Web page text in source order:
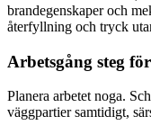
brandegenskaper och
återfyllning och tryck
Arbetsgång steg
Planera arbetet noga.
väggpartier samtidigt,